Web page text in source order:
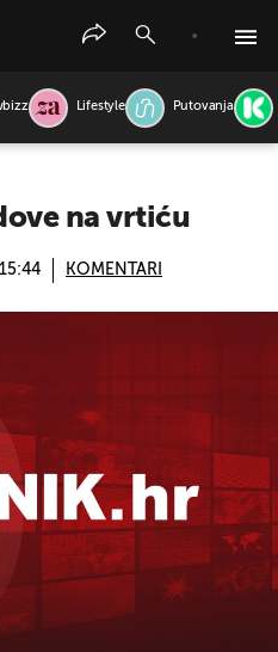
Lifestyle Putovanja
na vrtiću
KOMENTARI